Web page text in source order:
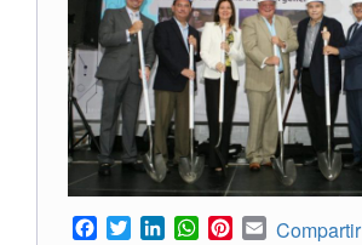
Facebook
TwitterLinkedInWhatsApp
Pinterest
Email
Compartir